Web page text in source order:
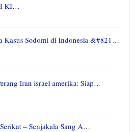
KI…
Kasus Sodomi di Indonesia &#821…
Iran israel amerika: Siap…
– Senjakala Sang A…